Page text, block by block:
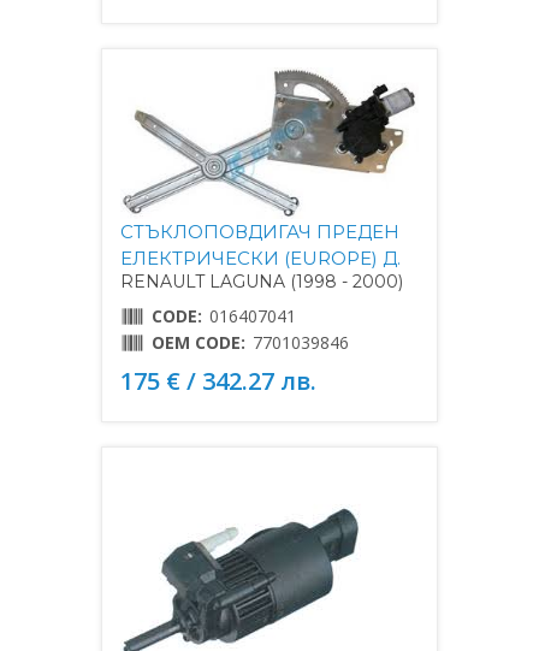
СТЪКЛОПОВДИГАЧ ПРЕДЕН
ЕЛЕКТРИЧЕСКИ (EUROPE) Д.
RENAULT LAGUNA (1998 - 2000)
CODE: 016407041
OEM CODE: 7701039846
175 € / 342.27 лв.